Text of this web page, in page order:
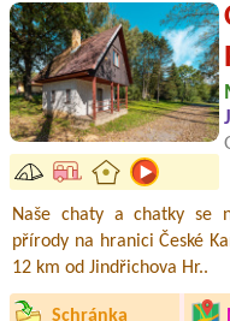
Naše chaty a chatky se
přírody na hranici České
12 km od Jindřichova Hr..
Schránka